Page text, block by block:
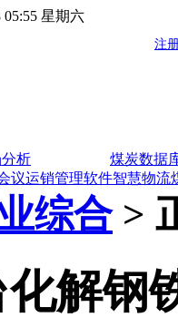
05:55 星期六
析
煤炭数据
议运销管理软件智慧物流
综合>
解钢